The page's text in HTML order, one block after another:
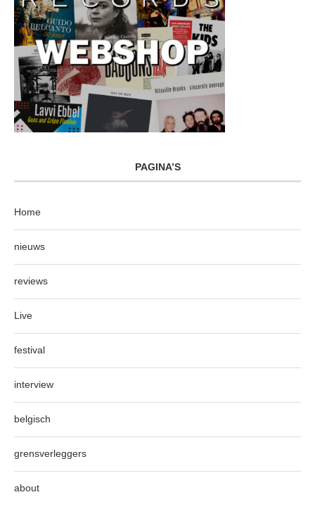
PAGINA’S
Home
nieuws
reviews
Live
festival
interview
belgisch
grensverleggers
about